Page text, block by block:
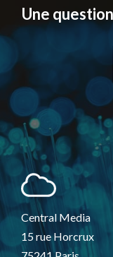
Une
Central Media
15 rue Horcrux